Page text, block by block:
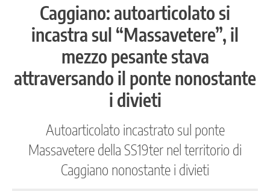
Caggiano: autoarticolato si
incastra sul “Massavetere”, il
mezzo pesante stava
attraversando il ponte nonostante
i divieti
Autoarticolato incastrato sul ponte
Massavetere della SS19ter nel territorio di
Caggiano nonostante i divieti